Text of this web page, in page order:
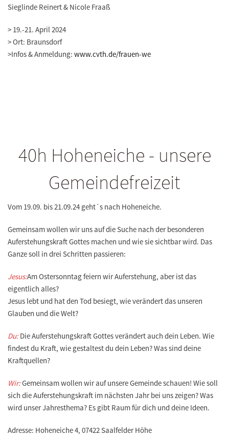
Sieglinde Reinert & Nicole Fraaß
> 19.-21. April 2024
>Ort: Braunsdorf
>Infos & Anmeldung: www.cvth.de/frauen-we
40h Hoheneiche - unsere
Gemeindefreizeit
Vom 19.09. bis 21.09.24 geht´s nach Hoheneiche.
Gemeinsam wollen wir uns auf die Suche nach der besonderen
Auferstehungskraft Gottes machen und wie sie sichtbar wird. Das
Ganze soll in drei Schritten passieren:
Jesus:Am Ostersonntag feiern wir Auferstehung, aber ist das
eigentlich alles?
Jesus lebt und hat den Tod besiegt, wie verändert das unseren
Glauben und die Welt?
Du:Die Auferstehungskraft Gottes verändert auch dein Leben. Wie
findest du Kraft, wie gestaltest du dein Leben? Was sind deine
Kraftquellen?
Wir:Gemeinsam wollen wir auf unsere Gemeinde schauen! Wie soll
sich die Auferstehungskraft im nächsten Jahr bei uns zeigen? Was
wird unser Jahresthema? Es gibt Raum für dich und deine Ideen.
Adresse: Hoheneiche 4, 07422 Saalfelder Höhe